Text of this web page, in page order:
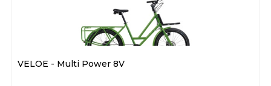
VELOE - Multi Power 8V